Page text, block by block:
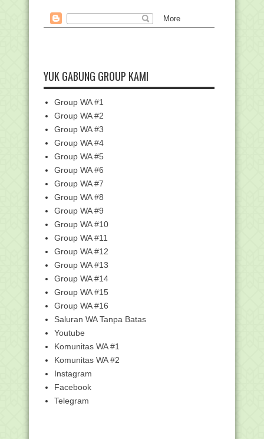
►Juli(42)
Pengumuman Peserta PPG PAI 2019
Seluruh Indonesia
Raih Nilai Ujian...
Sidang Isbat Awal Syawal 1440H
Digelar 3 Juni, Ber...
Mahasiswa IAIN Kudus Raih
Penghargaan pada Liputan...
MANAQIB KH. HAMDAN KHALID
Kemenag-Kemenristekdikti
Tandatangani Pakta Integr...
Kemenag Serahkan 1.159 SK CPNS
untuk Penempatan di...
Sekjen Kemenag Serahkan SK CPNS
2018
Qari Indonesia Juara MTQ Internasional
di Turki
Matahari Melintas di atas Kabah pada
27 dan 28 Mei...
Kemenag: Dana Zakat Tidak Masuk
Dalam Sistem Keuan...
Kemenag Umumkan Hasil Seleksi Akhir
CPNS Tahap II
Bertahap, Penyerahan SK CPNS
Kemenag Terus Berjalan
Kemenag Terbitkan Sembilan Juknis
YUK GABUNG GROUP KAMI
Group WA #1
Group WA #2
Group WA #3
Group WA #4
Group WA #5
Group WA #6
Group WA #7
Group WA #8
Group WA #9
Group WA #10
Group WA #11
Group WA #12
Group WA #13
Group WA #14
Group WA #15
Group WA #16
Saluran WA Tanpa Batas
Youtube
Komunitas WA #1
Komunitas WA #2
Instagram
Facebook
Telegram